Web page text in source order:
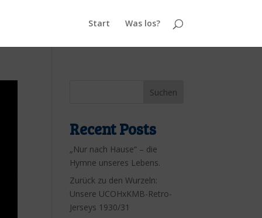
Start Was los?
Suchen
Recent Posts
„Nur nach Hause“ – die
Hymne unseres Lebens.
Zurück zu den Wurzeln:
Unsere UCOHxKMB-Retro-
Jerseys 1930/31